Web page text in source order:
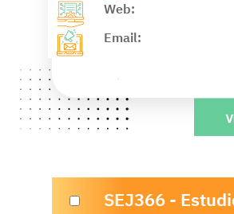
Web:
Email:
SEJ366 -